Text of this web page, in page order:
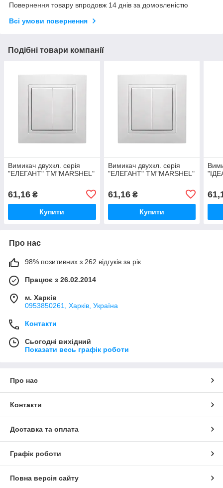
Повернення товару впродовж 14 днів за домовленістю
Всі умови повернення
Подібні товари компанії
Вимикач двухкл. серія
"ЕЛЕГАНТ" ТМ"MARSHEL"
61,16 ₴
Купити
Вимикач двухкл. серія
"ЕЛЕГАНТ" ТМ"MARSHEL"
61,16₴
Купити
Про нас
98% позитивних з 262 відгуків за рік
Працює з 26.02.2014
м. Харків
0953850261, Харків, Україна
Контакти
Сьогодні вихідний
Показати весь графік роботи
Про нас
Контакти
Доставка та оплата
Графік роботи
Повна версія сайту